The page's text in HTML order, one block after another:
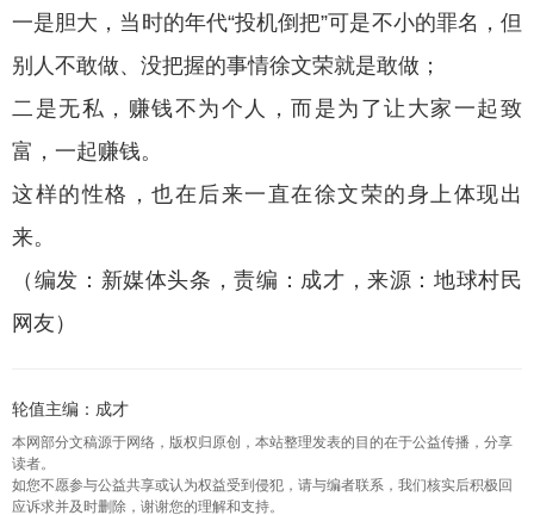
一是胆大，当时的年代“投机倒把”可是不小的罪名，但
别人不敢做、没把握的事情徐文荣就是敢做；
二是无私，赚钱不为个人，而是为了让大家一起致
富，一起赚钱。
这样的性格，也在后来一直在徐文荣的身上体现出
来。
（编发：新媒体头条，责编：成才，来源：地球村民
网友）
轮值主编：成才
本网部分文稿源于网络，版权归原创，本站整理发表的目的在于公益传播，分享
读者。
如您不愿参与公益共享或认为权益受到侵犯，请与编者联系，我们核实后积极回
应诉求并及时删除，谢谢您的理解和支持。